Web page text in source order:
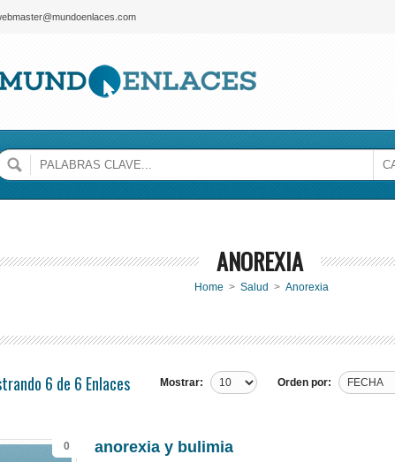
Esta página no
ANOREXIA
Home > Salud > Anorexia
6 de 6 Enlaces Mostrar: Orden por:
0 anorexia y bulimia